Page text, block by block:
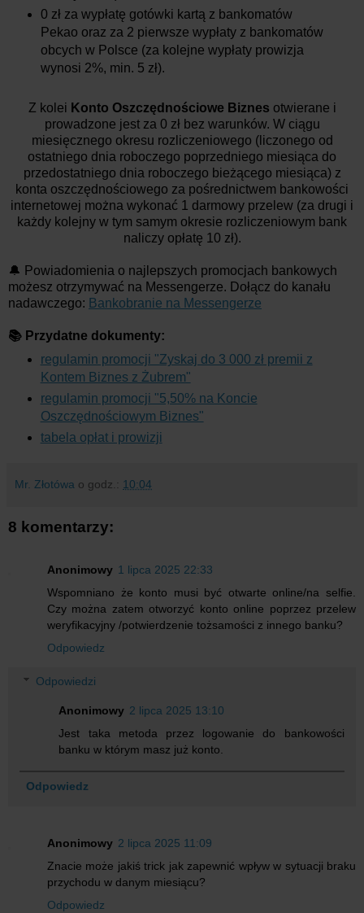
0 zł za wypłatę gotówki kartą z bankomatów
Pekao oraz za 2 pierwsze wypłaty z bankomatów
obcych w Polsce (za kolejne wypłaty prowizja
wynosi 2%, min. 5 zł).
Z kolei Konto Oszczędnościowe Biznes otwierane i
prowadzone jest za 0 zł bez warunków. W ciągu
miesięcznego okresu rozliczeniowego (liczonego od
ostatniego dnia roboczego poprzedniego miesiąca do
przedostatniego dnia roboczego bieżącego miesiąca) z
konta oszczędnościowego za pośrednictwem bankowości
internetowej można wykonać 1 darmowy przelew (za drugi i
każdy kolejny w tym samym okresie rozliczeniowym bank
naliczy opłatę 10 zł).
🔔 Powiadomienia o najlepszych promocjach bankowych
możesz otrzymywać na Messengerze. Dołącz do kanału
nadawczego: Bankobranie na Messengerze
📚 Przydatne dokumenty:
regulamin promocji "Zyskaj do 3 000 zł premii z
Kontem Biznes z Żubrem"
regulamin promocji "5,50% na Koncie
Oszczędnościowym Biznes"
tabela opłat i prowizji
Mr. Złotówa o godz.: 10:04
8 komentarzy:
Anonimowy 1 lipca 2025 22:33
Wspomniano że konto musi być otwarte online/na selfie.
Czy można zatem otworzyć konto online poprzez przelew
weryfikacyjny /potwierdzenie tożsamości z innego banku?
Odpowiedz
Odpowiedzi
Anonimowy 2 lipca 2025 13:10
Jest taka metoda przez logowanie do bankowości
banku w którym masz już konto.
Odpowiedz
Anonimowy 2 lipca 2025 11:09
Znacie może jakiś trick jak zapewnić wpływ w sytuacji braku
przychodu w danym miesiącu?
Odpowiedz